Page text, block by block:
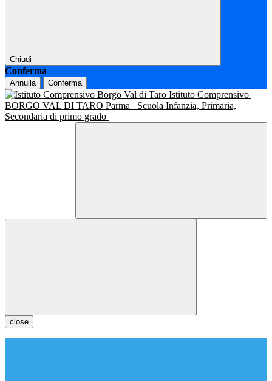
Chiudi
Conferma
Annulla Conferma
Istituto Comprensivo
BORGO VAL DI TARO Parma
Scuola Infanzia, Primaria,
Secondaria di primo grado
close